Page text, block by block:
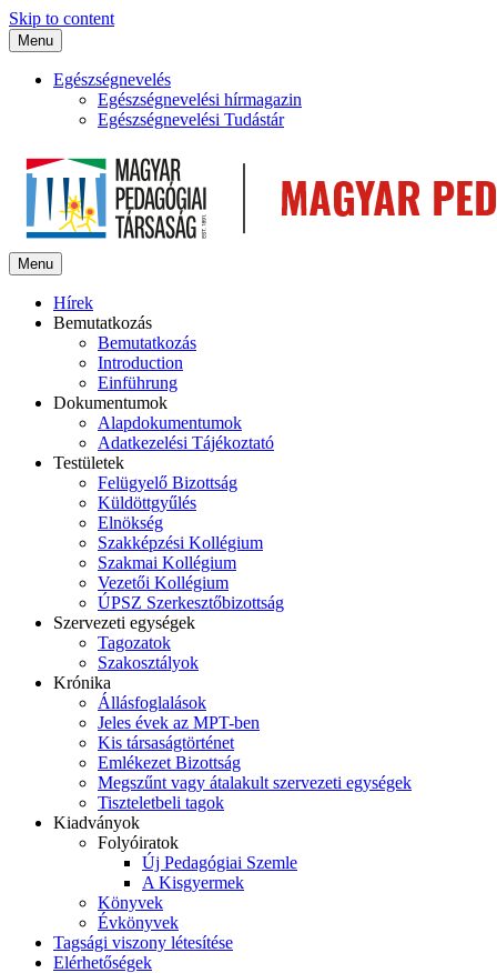
Skip to content
Menu
Egészségnevelés
Egészségnevelési hírmagazin
Egészségnevelési Tudástár
Menu
Hírek
Bemutatkozás
Bemutatkozás
Introduction
Einführung
Dokumentumok
Alapdokumentumok
Adatkezelési Tájékoztató
Testületek
Felügyelő Bizottság
Küldöttgyűlés
Elnökség
Szakképzési Kollégium
Szakmai Kollégium
Vezetői Kollégium
ÚPSZ Szerkesztőbizottság
Szervezeti egységek
Tagozatok
Szakosztályok
Krónika
Állásfoglalások
Jeles évek az MPT-ben
Kis társaságtörténet
Emlékezet Bizottság
Megszűnt vagy átalakult szervezeti egységek
Tiszteletbeli tagok
Kiadványok
Folyóiratok
Új Pedagógiai Szemle
A Kisgyermek
Könyvek
Évkönyvek
Tagsági viszony létesítése
Elérhetőségek